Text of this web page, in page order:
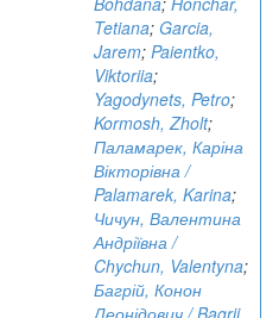
Tetiana; Garcia,
Jarem; Paientko,
Viktoriia;
Yagodynets, Petro;
Kormosh, Zholt;
Паламарек, Каріна
Вікторівна /
Palamarek, Karina;
Чичун, Валентина
Андріївна /
Chychun, Valentyna;
Багрій, Конон
Леонідович / Bagrii,